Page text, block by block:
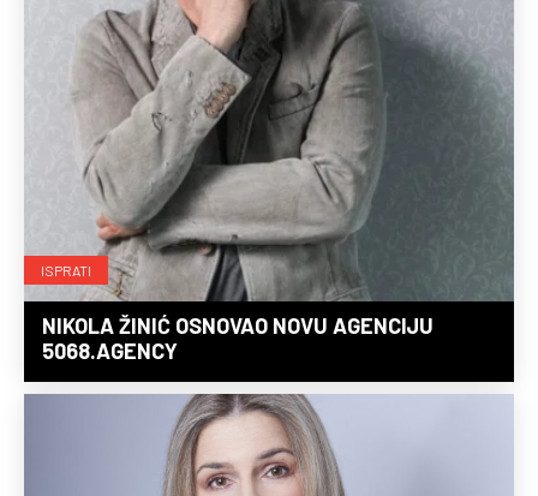
ISPRATI
NIKOLA ŽINIĆ OSNOVAO NOVU AGENCIJU
5068.AGENCY